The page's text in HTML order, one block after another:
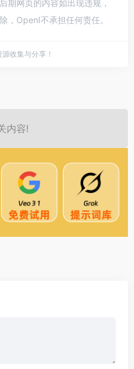
期网页的内容如出现违规，
，OpenI不承担任何责任。
收集与分享！
内容!